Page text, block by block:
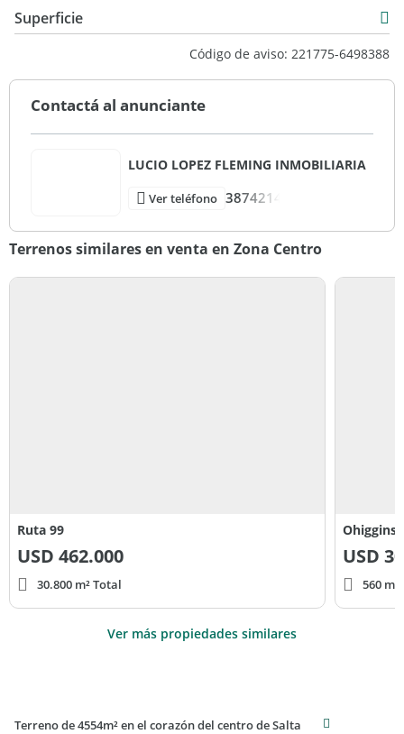
Superficie
Código de aviso: 221775-6498388
Contactá al anunciante
LUCIO LOPEZ FLEMING INMOBILIARIA
Ver teléfono 3874214
Terrenos similares en venta en Zona Centro
Ruta 99
USD 462.000
30.800 m² Total
Ohiggins
USD
560
Ver más propiedades similares
Terreno de 4554m² en el corazón del centro de Salta